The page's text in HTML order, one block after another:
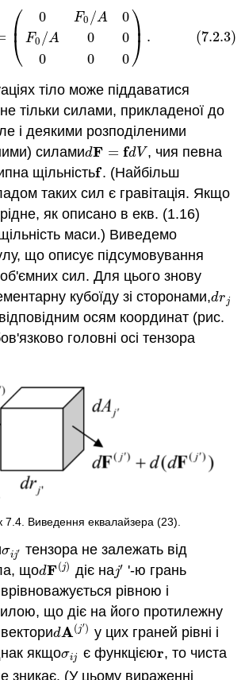
⎛
⎝
⎜
0
F0 /A
0
F0 /A
0
0
0
0
0
⎞
⎠⎟ . (7.2.3)
σ 0F A0F0/A 000
тіло може піддаватися
тільки силами, прикладеної до
і деякими розподіленими
силамиdF = fdV
dF=fd V
, чия певна
щільністьf
f . (Найбільш
таких сил є гравітація. Якщо
як описано в екв. (1.16)
маси.) Виведемо
що описує підсумовування
сил. Для цього знову
кубоїду зі сторонами,drj
drj
осям координат (рис.
головні осі тензора
Виведення еквалайзера (23).
σij′
σij′ тензора не залежать від
щоdF(j)
dF(j) діє наj′
j′ '-ю грань
рівною і
що діє на його протилежну
dA(j′)
dA(j′) у цих граней рівні і
якщоσij
σij є функцієюr
r , то чиста
зникає. (У цьому вираженні